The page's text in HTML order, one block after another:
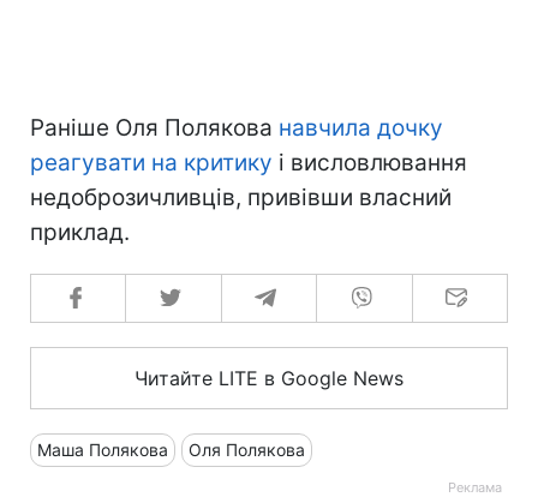
Раніше Оля Полякова навчила дочку
реагувати на критику і висловлювання
недоброзичливців, привівши власний
приклад.
Читайте LITE в Google News
Маша Полякова Оля Полякова